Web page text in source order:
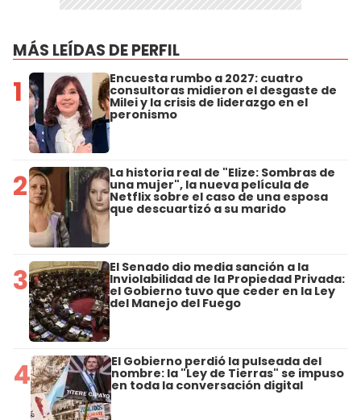
MÁS LEÍDAS DE PERFIL
1 Encuesta rumbo a 2027: cuatro
consultoras midieron el desgaste de
Milei y la crisis de liderazgo en el
peronismo
2 La historia real de "Elize: Sombras de
una mujer", la nueva película de
Netflix sobre el caso de una esposa
que descuartizó a su marido
3 El Senado dio media sanción a la
Inviolabilidad de la Propiedad Privada:
el Gobierno tuvo que ceder en la Ley
del Manejo del Fuego
4 El Gobierno perdió la pulseada del
nombre: la "Ley de Tierras" se impuso
en toda la conversación digital